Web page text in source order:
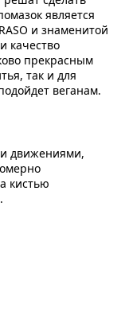
является
и знаменитой
качество
прекрасным
так и для
веганам.
движениями,
кистью